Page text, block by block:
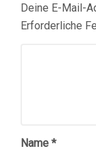
Deine E-Mail-
Erforderliche
Name *